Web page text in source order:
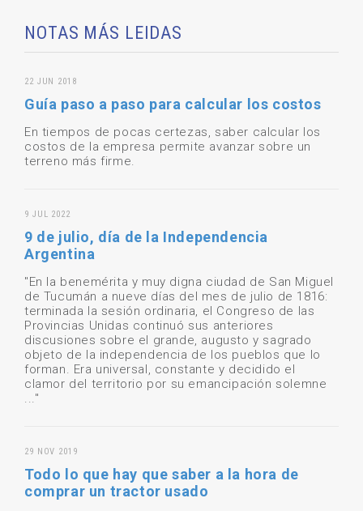
NOTAS MÁS LEIDAS
22 JUN 2018
Guía paso a paso para calcular los costos
En tiempos de pocas certezas, saber calcular los
costos de la empresa permite avanzar sobre un
terreno más firme.
9 JUL 2022
9 de julio, día de la Independencia
Argentina
"En la benemérita y muy digna ciudad de San Miguel
de Tucumán a nueve días del mes de julio de 1816:
terminada la sesión ordinaria, el Congreso de las
Provincias Unidas continuó sus anteriores
discusiones sobre el grande, augusto y sagrado
objeto de la independencia de los pueblos que lo
forman. Era universal, constante y decidido el
clamor del territorio por su emancipación solemne
..."
29 NOV 2019
Todo lo que hay que saber a la hora de
comprar un tractor usado